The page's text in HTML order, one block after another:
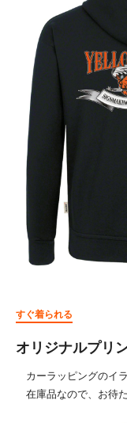
すぐ着られる
オリジナルプリ
カーラッピングのイ
在庫品なので、お待